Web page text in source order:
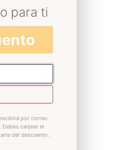
para ti
por correo
canjear el
del descuento.